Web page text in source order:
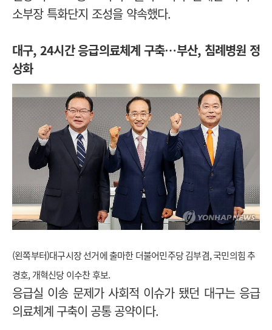
소부장 특화단지 조성을 약속했다.
대구, 24시간 응급의료체계 구축…부산, 침례병원 정
상화
(왼쪽부터)대구시장 선거에 출마한 더불어민주당 김부겸, 국민의힘 추
경호, 개혁신당 이수찬 후보.
응급실 이송 문제가 사회적 이슈가 됐던 대구는 응급
의료체계 구축이 공통 공약이다.